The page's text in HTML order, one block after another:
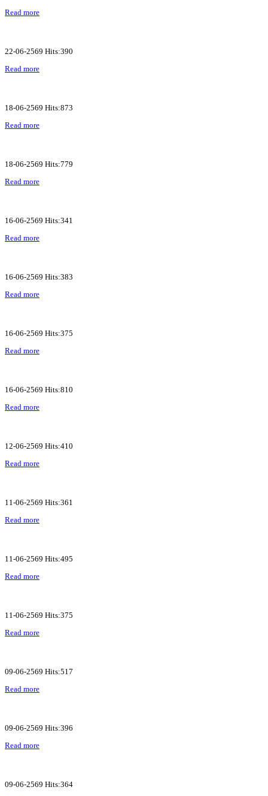
Read more
22-06-2569 Hits:390
Read more
18-06-2569 Hits:873
Read more
18-06-2569 Hits:779
Read more
16-06-2569 Hits:341
Read more
16-06-2569 Hits:383
Read more
16-06-2569 Hits:375
Read more
16-06-2569 Hits:810
Read more
12-06-2569 Hits:410
Read more
11-06-2569 Hits:361
Read more
11-06-2569 Hits:495
Read more
11-06-2569 Hits:375
Read more
09-06-2569 Hits:517
Read more
09-06-2569 Hits:396
Read more
09-06-2569 Hits:364